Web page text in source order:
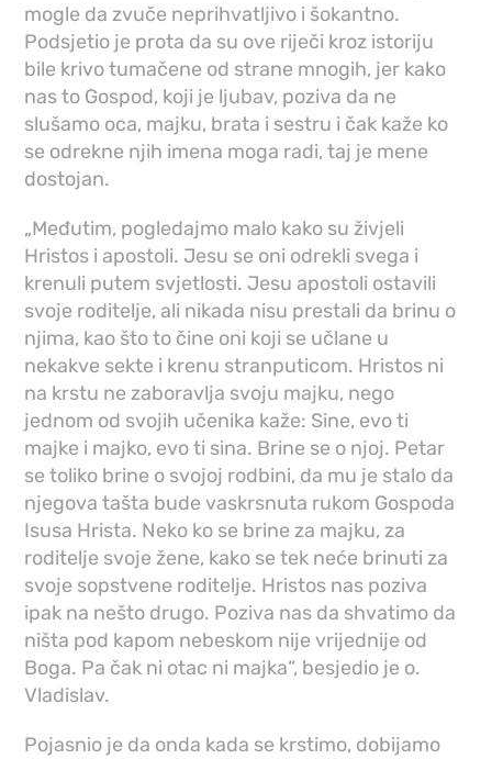
mogle da zvuče neprihvatljivo i šokantno.
Podsjetio je prota da su ove riječi kroz istoriju
bile krivo tumačene od strane mnogih, jer kako
nas to Gospod, koji je ljubav, poziva da ne
slušamo oca, majku, brata i sestru i čak kaže ko
se odrekne njih imena moga radi, taj je mene
dostojan.
„Međutim, pogledajmo malo kako su živjeli
Hristos i apostoli. Jesu se oni odrekli svega i
krenuli putem svjetlosti. Jesu apostoli ostavili
svoje roditelje, ali nikada nisu prestali da brinu o
njima, kao što to čine oni koji se učlane u
nekakve sekte i krenu stranputicom. Hristos ni
na krstu ne zaboravlja svoju majku, nego
jednom od svojih učenika kaže: Sine, evo ti
majke i majko, evo ti sina. Brine se o njoj. Petar
se toliko brine o svojoj rodbini, da mu je stalo da
njegova tašta bude vaskrsnuta rukom Gospoda
Isusa Hrista. Neko ko se brine za majku, za
roditelje svoje žene, kako se tek neće brinuti za
svoje sopstvene roditelje. Hristos nas poziva
ipak na nešto drugo. Poziva nas da shvatimo da
ništa pod kapom nebeskom nije vrijednije od
Boga. Pa čak ni otac ni majka“, besjedio je o.
Vladislav.
Pojasnio je da onda kada se krstimo, dobijamo